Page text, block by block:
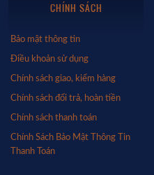
CHÍNH SÁCH
Bảo mật thông tin
Điều khoản sử dụng
Chính sách giao, kiểm hàng
Chính sách đổi trả, hoàn tiền
Chính sách thanh toán
Chính Sách Bảo Mật Thông Tin
Thanh Toán